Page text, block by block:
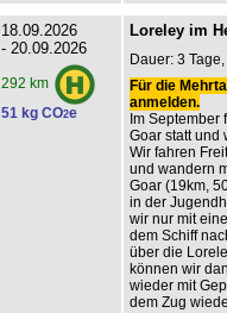
18.09.2026
- 20.09.2026
292 km
51 kg CO2e
Loreley im
Dauer: 3
Für die
anmelden.
Im September
Goar statt und
Wir fahren
und wandern
Goar (19km,
in der
wir nur mit
dem Schiff
über die
können wir
wieder mit
dem Zug